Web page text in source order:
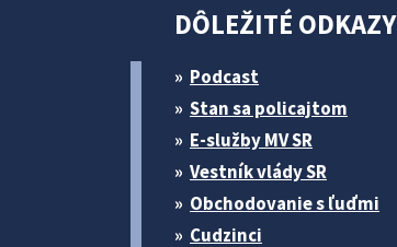
DÔLEŽITÉ ODKAZY
Podcast
Stan sa policajtom
E-služby MV SR
Vestník vlády SR
Obchodovanie s ľuďmi
Cudzinci